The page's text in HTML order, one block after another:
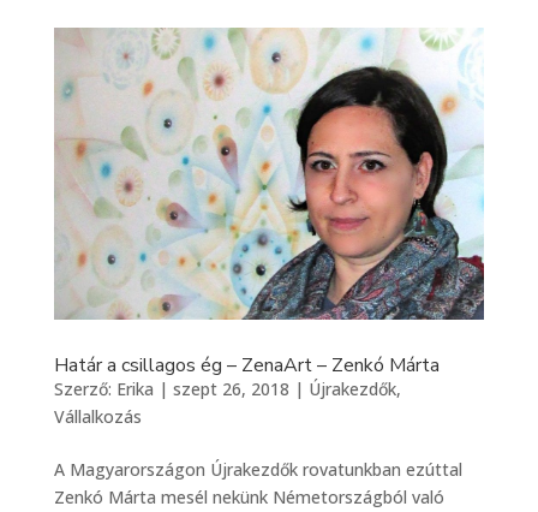
Határ a csillagos ég – ZenaArt – Zenkó Márta
Szerző: Erika | szept 26, 2018 | Újrakezdők,
Vállalkozás
A Magyarországon Újrakezdők rovatunkban ezúttal
Zenkó Márta mesél nekünk Németországból való